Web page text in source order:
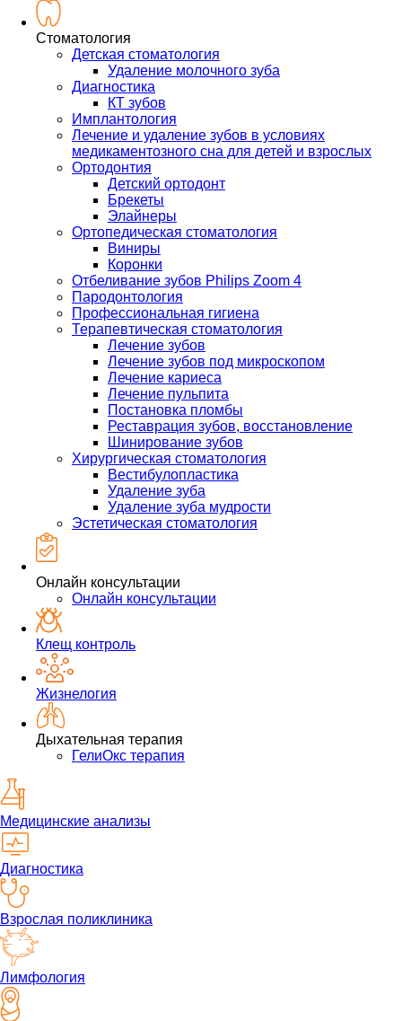
Стоматология
Детская стоматология
Удаление молочного зуба
Диагностика
КТ зубов
Имплантология
Лечение и удаление зубов в условиях
медикаментозного сна для детей и взрослых
Ортодонтия
Детский ортодонт
Брекеты
Элайнеры
Ортопедическая стоматология
Виниры
Коронки
Отбеливание зубов Philips Zoom 4
Пародонтология
Профессиональная гигиена
Терапевтическая стоматология
Лечение зубов
Лечение зубов под микроскопом
Лечение кариеса
Лечение пульпита
Постановка пломбы
Реставрация зубов, восстановление
Шинирование зубов
Хирургическая стоматология
Вестибулопластика
Удаление зуба
Удаление зуба мудрости
Эстетическая стоматология
Онлайн консультации
Онлайн консультации
Клещ контроль
Жизнелогия
Дыхательная терапия
ГелиОкс терапия
Медицинские анализы
Диагностика
Взрослая поликлиника
Лимфология